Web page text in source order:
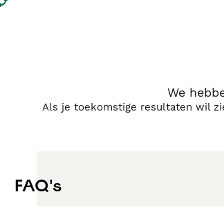
Lees onze Jackapoo adviespagina voor
We
Als je toekomstige resultaten wil
FAQ's